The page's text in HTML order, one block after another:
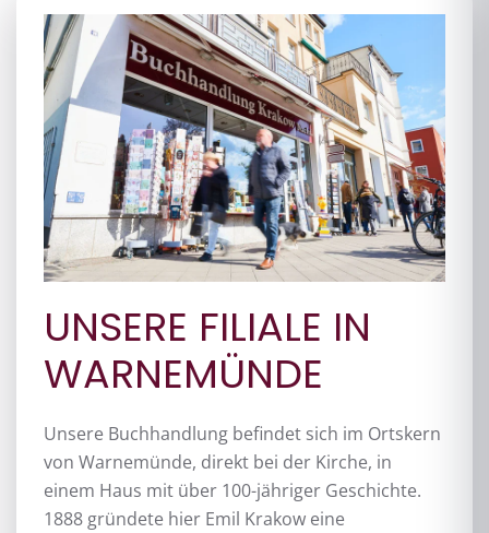
UNSERE FILIALE IN
WARNEMÜNDE
Unsere Buchhandlung befindet sich im Ortskern
von Warnemünde, direkt bei der Kirche, in
einem Haus mit über 100-jähriger Geschichte.
1888 gründete hier Emil Krakow eine